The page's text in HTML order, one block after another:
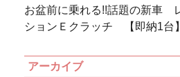
お盆前に乗れる!!話題の新車
ションＥクラッチ 【即納1台】
アーカイブ